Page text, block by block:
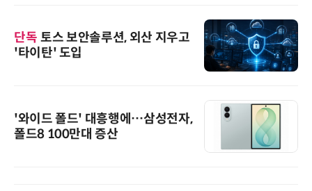
단독 토스 보안솔루션, 외산 지우고
'타이탄' 도입
'와이드 폴드' 대흥행에…삼성전자,
폴드8 100만대 증산